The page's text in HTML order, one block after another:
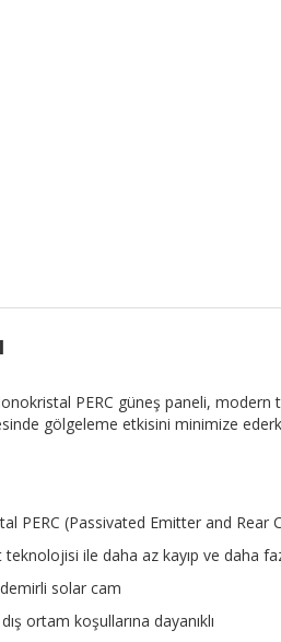
PERC güneş paneli,
gölgeleme etkisini minimize
PERC (Passivated Emitter and Rear
teknolojisi ile daha az kayıp ve daha
solar cam
ortam koşullarına dayanıklı